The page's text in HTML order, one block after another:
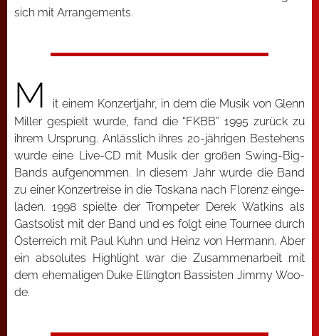
sich mit Arran­ge­ments.
M
it einem Kon­zert­jahr, in dem die Musik von Glenn
Mil­ler gespielt wur­de, fand die “FKBB” 1995 zurück zu
ihrem Ursprung. Anläss­lich ihres 20-jäh­ri­gen Bestehens
wur­de eine Live-CD mit Musik der gro­ßen Swing-Big-
Bands auf­ge­nom­men. In die­sem Jahr wur­de die Band
zu einer Kon­zert­rei­se in die Tos­ka­na nach Flo­renz ein­ge­
la­den. 1998 spiel­te der Trom­pe­ter Derek Wat­kins als
Gast­so­list mit der Band und es folgt eine Tour­nee durch
Öster­reich mit Paul Kuhn und Heinz von Her­mann. Aber
ein abso­lu­tes High­light war die Zusam­men­ar­beit mit
dem ehe­ma­li­gen Duke Elling­ton Bas­sis­ten Jim­my Woo­
de.